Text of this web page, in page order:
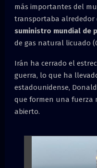
más importantes del
transportaba alrededor
suministro mundial de
de gas natural licuado
Irán ha cerrado el
guerra, lo que ha
estadounidense,
que formen una fuerza
abierto.